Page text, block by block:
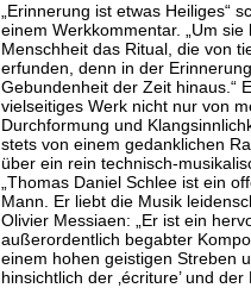
„Erinnerung ist etwas Heiliges“
einem Werkkommentar. „Um
Menschheit das Ritual, die von
erfunden, denn in der
Gebundenheit der Zeit hinaus.“
vielseitiges Werk nicht nur von
Durchformung und
stets von einem gedanklichen
über ein rein technisch-
„Thomas Daniel Schlee ist ein
Mann. Er liebt die Musik
Olivier Messiaen: „Er ist ein
außerordentlich begabter
einem hohen geistigen Streben
hinsichtlich der ‚écriture’ und der